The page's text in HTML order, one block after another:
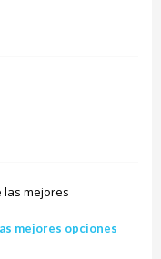
mejores opciones